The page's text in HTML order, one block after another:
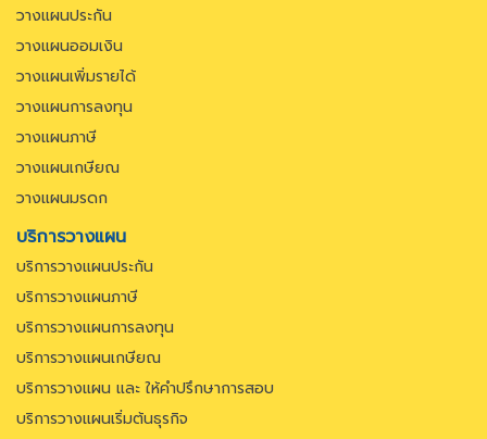
วางแผนประกัน
วางแผนออมเงิน
วางแผนเพิ่มรายได้
วางแผนการลงทุน
วางแผนภาษี
วางแผนเกษียณ
วางแผนมรดก
บริการวางแผน
บริการวางแผนประกัน
บริการวางแผนภาษี
บริการวางแผนการลงทุน
บริการวางแผนเกษียณ
บริการวางแผน และ ให้คำปรึกษาการสอบ
บริการวางแผนเริ่มต้นธุรกิจ